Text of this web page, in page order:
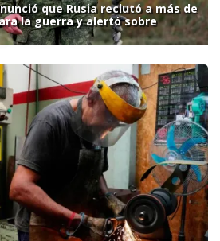
que Rusia reclutó a más de
la guerra y alertó sobre